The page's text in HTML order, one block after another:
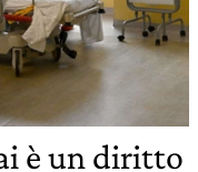
è un diritto